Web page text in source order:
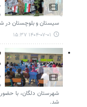
سیستان و بلوچستان در
۱۴۰۴-۰۷-۰۱ ۱۵:۳۷
شهرستان دلگان، با
شد.